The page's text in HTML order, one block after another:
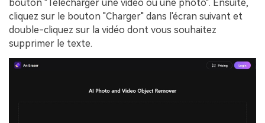
bouton "Télécharger une vidéo ou une photo". Ensuite,
cliquez sur le bouton "Charger" dans l'écran suivant et
double-cliquez sur la vidéo dont vous souhaitez
supprimer le texte.